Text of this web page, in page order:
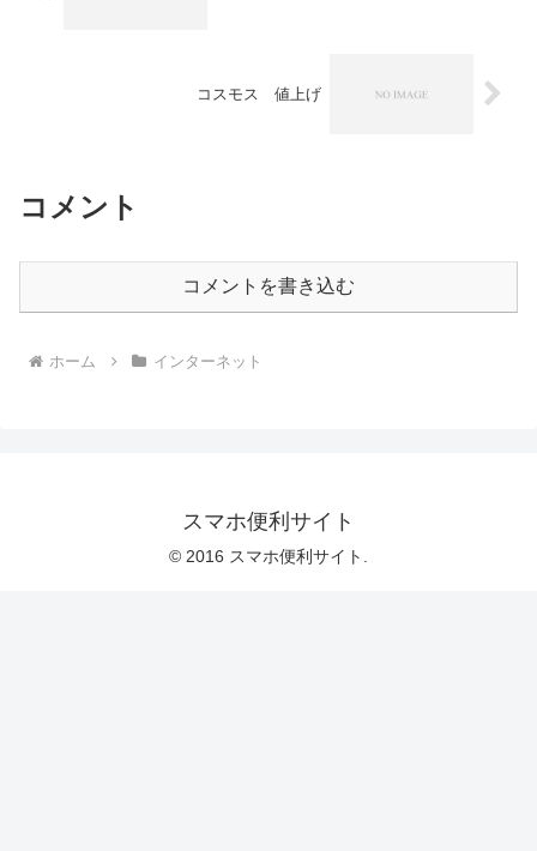
コスモス 値上げ
コメント
コメントを書き込む
ホーム インターネット
スマホ便利サイト
© 2016 スマホ便利サイト.